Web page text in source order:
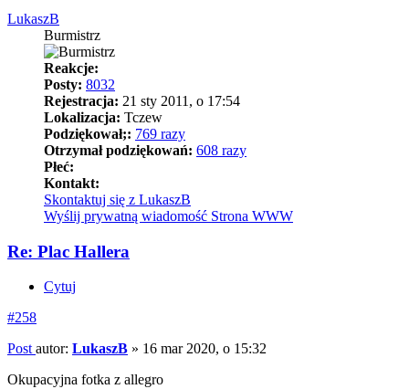
LukaszB
Burmistrz
Reakcje:
Posty: 8032
Rejestracja: 21 sty 2011, o 17:54
Lokalizacja: Tczew
Podziękował;: 769 razy
Otrzymał podziękowań: 608 razy
Płeć:
Kontakt:
Skontaktuj się z LukaszB
Wyślij prywatną wiadomość Strona WWW
Re: Plac Hallera
Cytuj
#258
Post autor: LukaszB » 16 mar 2020, o 15:32
Okupacyjna fotka z allegro